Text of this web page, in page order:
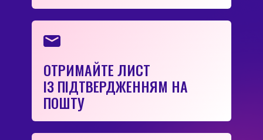
ОТРИМАЙТЕ ЛИСТ
ІЗ ПІДТВЕРДЖЕННЯМ НА
ПОШТУ